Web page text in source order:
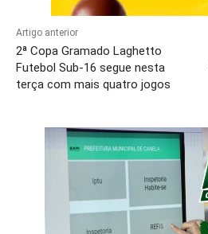
Artigo anterior
2ª Copa Gramado Laghetto
Futebol Sub-16 segue nesta
terça com mais quatro jogos